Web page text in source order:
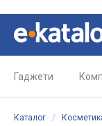
Гаджети
Каталог /